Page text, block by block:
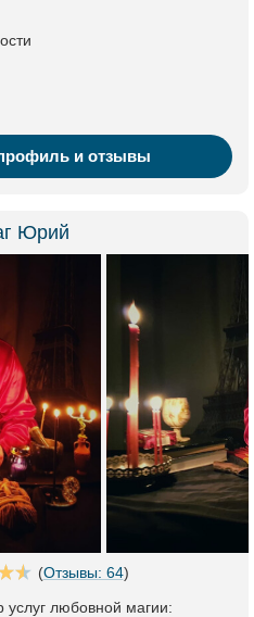
и отзывы
Юрий
(Отзывы: 64)
любовной магии: